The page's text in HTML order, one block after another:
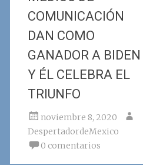
COMUNICACIÓN
DAN COMO
GANADOR A BIDEN
Y ÉL CELEBRA EL
TRIUNFO
noviembre 8, 2020
DespertadordeMexico
0 comentarios